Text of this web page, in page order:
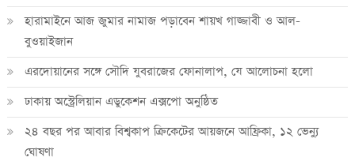
হারামাইনে আজ জুমার নামাজ পড়াবেন শায়খ গাজ্জাবী ও আল-
বুওয়াইজান
এরদোয়ানের সঙ্গে সৌদি যুবরাজের ফোনালাপ, যে আলোচনা হলো
ঢাকায় অস্ট্রেলিয়ান এডুকেশন এক্সপো অনুষ্ঠিত
২৪ বছর পর আবার বিশ্বকাপ ক্রিকে‌টের আয়জনে আফ্রিকা, ১২ ভেন্যু
ঘোষণা